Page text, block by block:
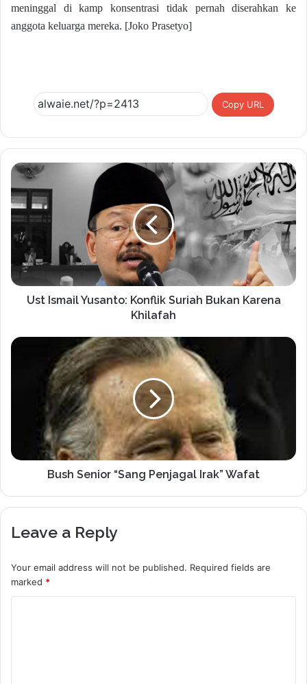
meninggal di kamp konsentrasi tidak pernah diserahkan ke
anggota keluarga mereka. [Joko Prasetyo]
Copy URL
Ust Ismail Yusanto: Konflik Suriah Bukan Karena
Khilafah
Bush Senior “Sang Penjagal Irak” Wafat
Leave a Reply
Your email address will not be published. Required fields are
marked *